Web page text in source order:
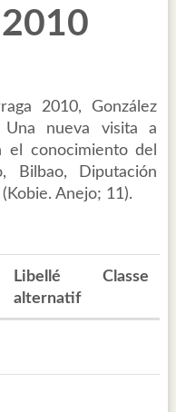
2010
2010, González
Una nueva visita a
el conocimiento del
Bilbao, Diputación
Anejo; 11).
Libellé
alternatif
Classe